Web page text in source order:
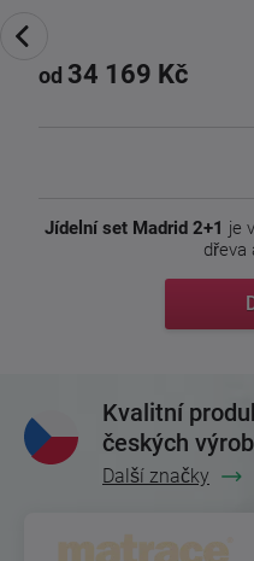
od 34 169 Kč
Jídelní set Madrid 2+1 je
dřeva
Kvalitní
českých
Další značky